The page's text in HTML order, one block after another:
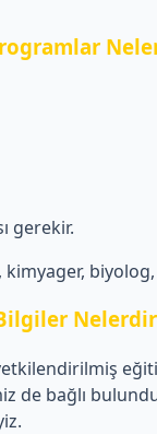
gerekir.
bağlı